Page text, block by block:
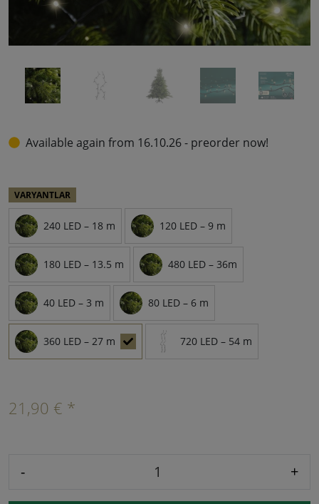
Available again from 16.10.26 - preorder now!
VARYANTLAR
240 LED – 18 m 120 LED – 9 m
180 LED – 13.5 m 480 LED – 36m
40 LED – 3 m 80 LED – 6 m
360 LED – 27 m 720 LED – 54 m
21,90 € *
- +